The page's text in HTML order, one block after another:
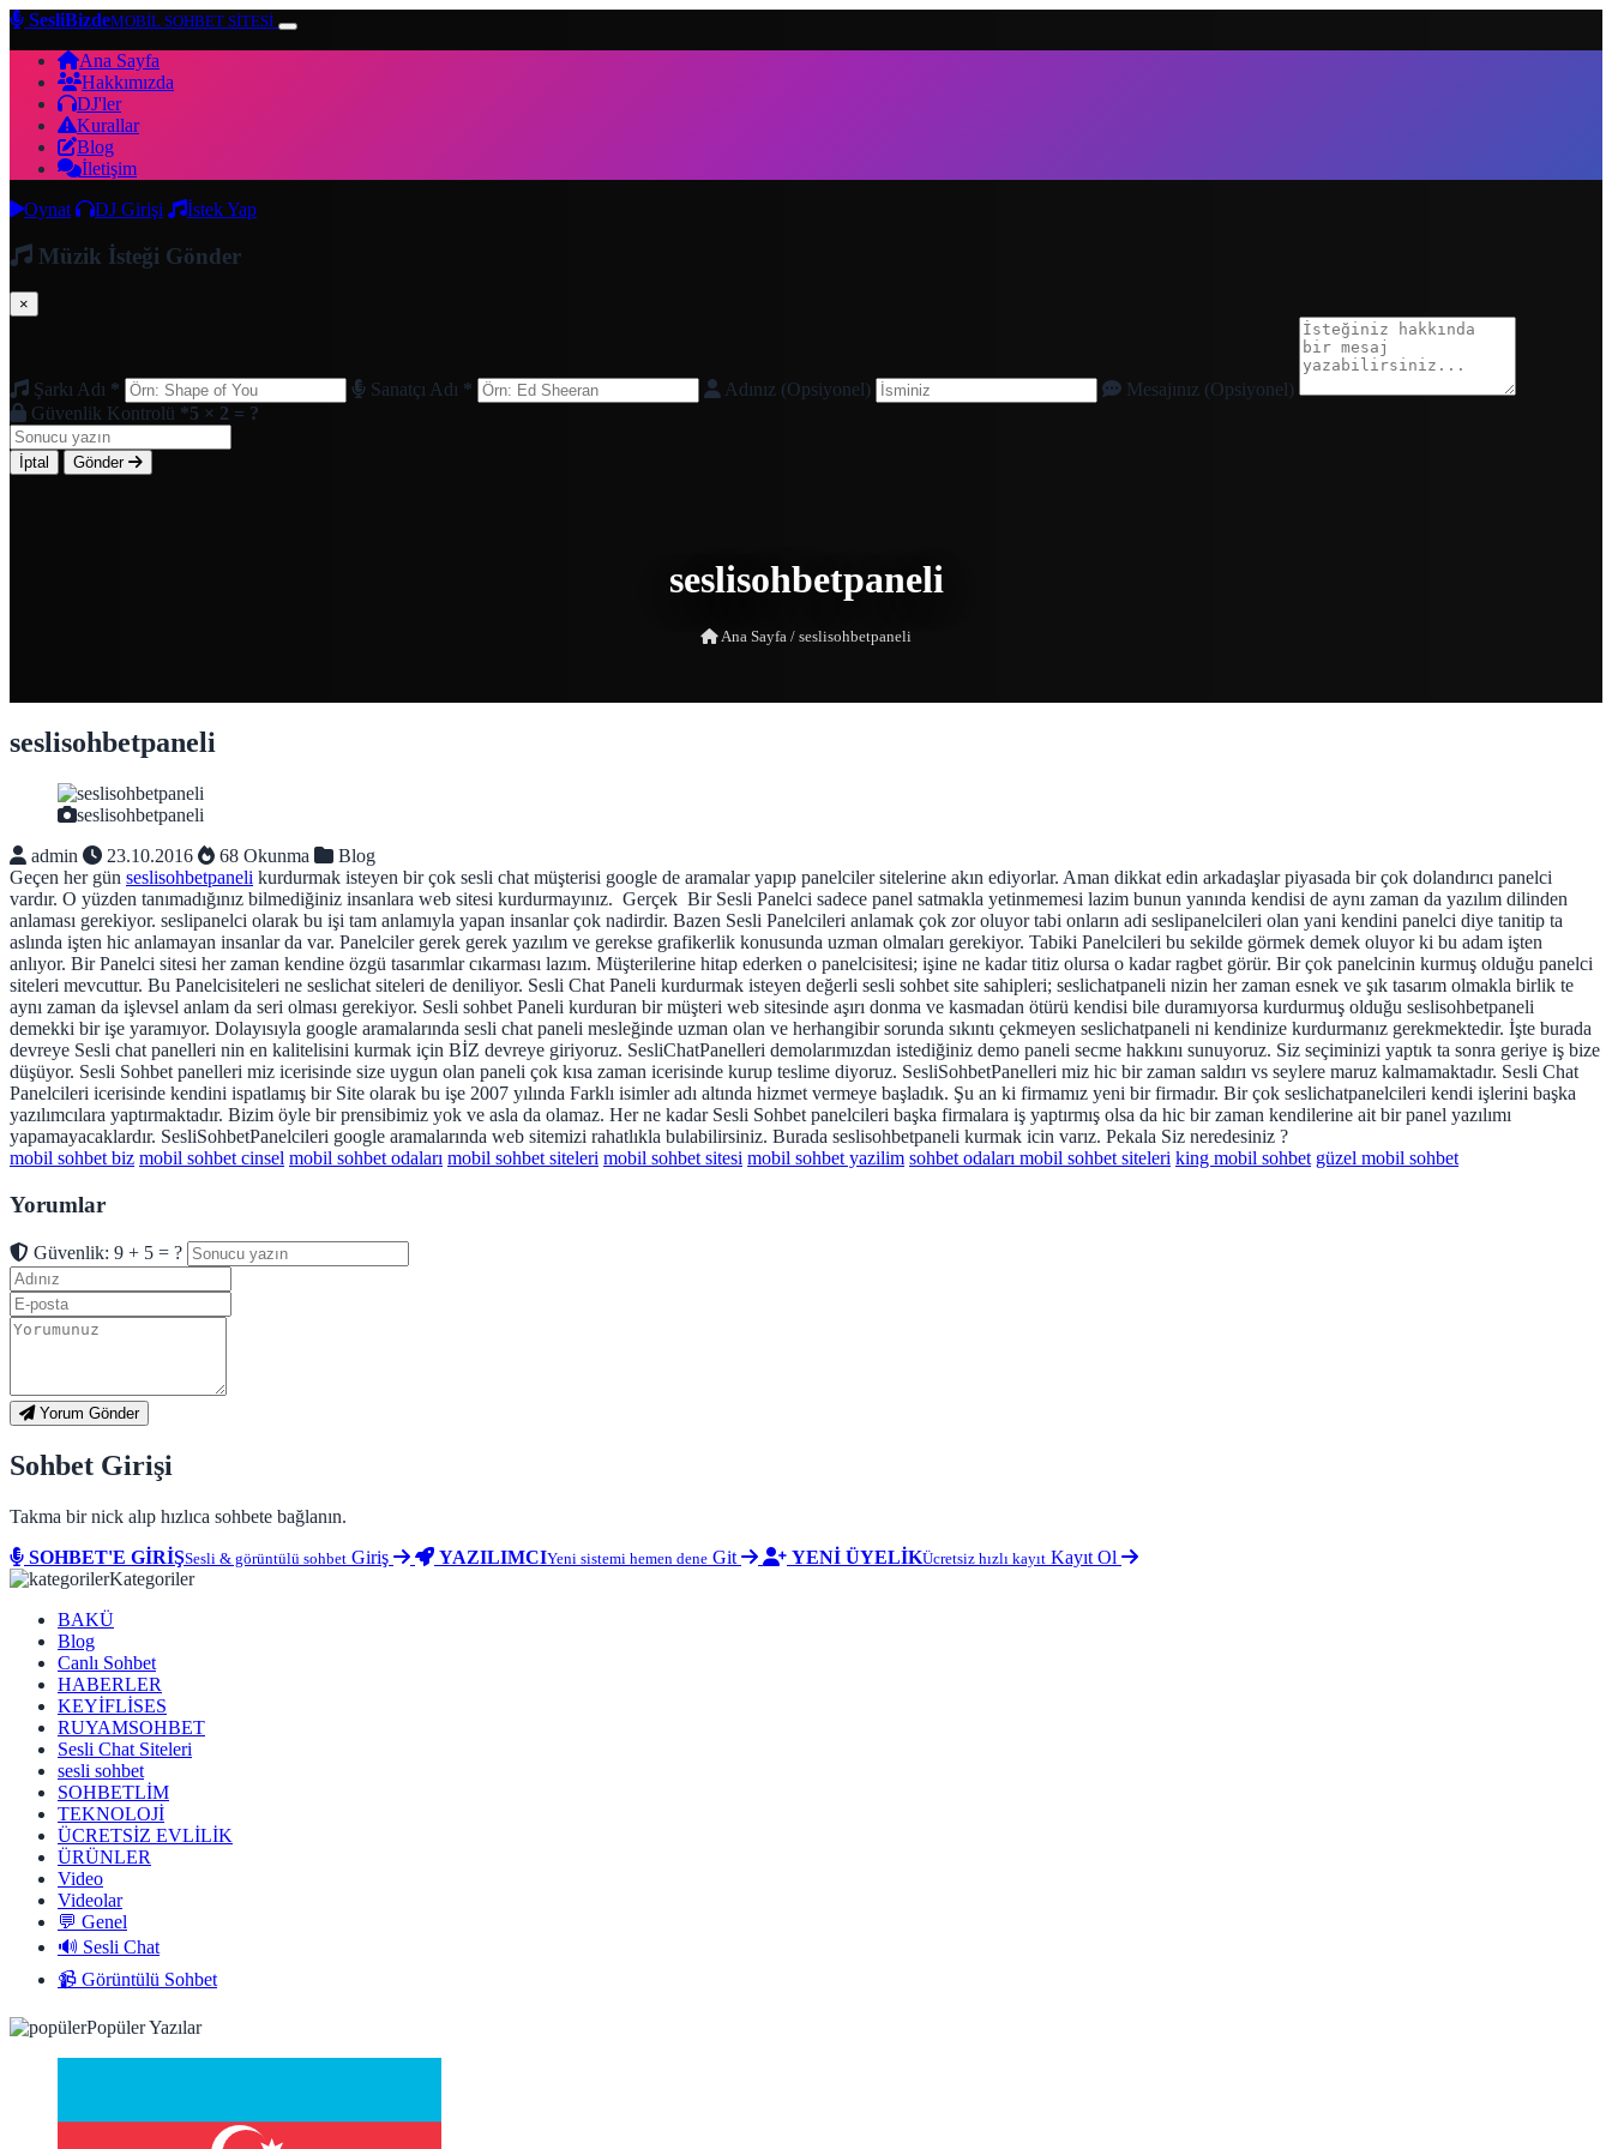
SesliBizdeMOBİL SOHBET SİTESİ
Ana Sayfa
Hakkımızda
DJ'ler
Kurallar
Blog
İletişim
Oynat
DJ Girişi İstek Yap
Müzik İsteği Gönder
×
Şarkı Adı * Sanatçı Adı * Adınız (Opsiyonel)
Mesajınız (Opsiyonel)
Güvenlik Kontrolü *5 × 2 = ?
İptal Gönder
seslisohbetpaneli
Ana Sayfa / seslisohbetpaneli
seslisohbetpaneli
seslisohbetpaneli
admin
23.10.2016 68 Okunma
Blog
Geçen her gün seslisohbetpaneli kurdurmak isteyen bir çok sesli chat müşterisi google de aramalar yapıp panelciler sitelerine akın ediyorlar. Aman dikkat edin arkadaşlar piyasada bir çok dolandırıcı panelci
vardır. O yüzden tanımadığınız bilmediğiniz insanlara web sitesi kurdurmayınız. Gerçek Bir Sesli Panelci sadece panel satmakla yetinmemesi lazim bunun yanında kendisi de aynı zaman da yazılım dilinden
anlaması gerekiyor. seslipanelci olarak bu işi tam anlamıyla yapan insanlar çok nadirdir. Bazen Sesli Panelcileri anlamak çok zor oluyor tabi onların adi seslipanelcileri olan yani kendini panelci diye tanitip ta
aslında işten hic anlamayan insanlar da var. Panelciler gerek gerek yazılım ve gerekse grafikerlik konusunda uzman olmaları gerekiyor. Tabiki Panelcileri bu sekilde görmek demek oluyor ki bu adam işten
anlıyor. Bir Panelci sitesi her zaman kendine özgü tasarımlar cıkarması lazım. Müşterilerine hitap ederken o panelcisitesi; işine ne kadar titiz olursa o kadar ragbet görür. Bir çok panelcinin kurmuş olduğu panelci
siteleri mevcuttur. Bu Panelcisiteleri ne seslichat siteleri de deniliyor. Sesli Chat Paneli kurdurmak isteyen değerli sesli sohbet site sahipleri; seslichatpaneli nizin her zaman esnek ve şık tasarım olmakla birlik te
aynı zaman da işlevsel anlam da seri olması gerekiyor. Sesli sohbet Paneli kurduran bir müşteri web sitesinde aşırı donma ve kasmadan ötürü kendisi bile duramıyorsa kurdurmuş olduğu seslisohbetpaneli
demekki bir işe yaramıyor. Dolayısıyla google aramalarında sesli chat paneli mesleğinde uzman olan ve herhangibir sorunda sıkıntı çekmeyen seslichatpaneli ni kendinize kurdurmanız gerekmektedir. İşte burada
devreye Sesli chat panelleri nin en kalitelisini kurmak için BİZ devreye giriyoruz. SesliChatPanelleri demolarımızdan istediğiniz demo paneli secme hakkını sunuyoruz. Siz seçiminizi yaptık ta sonra geriye iş bize
düşüyor. Sesli Sohbet panelleri miz icerisinde size uygun olan paneli çok kısa zaman icerisinde kurup teslime diyoruz. SesliSohbetPanelleri miz hic bir zaman saldırı vs seylere maruz kalmamaktadır. Sesli Chat
Panelcileri icerisinde kendini ispatlamış bir Site olarak bu işe 2007 yılında Farklı isimler adı altında hizmet vermeye başladık. Şu an ki firmamız yeni bir firmadır. Bir çok seslichatpanelcileri kendi işlerini başka
yazılımcılara yaptırmaktadır. Bizim öyle bir prensibimiz yok ve asla da olamaz. Her ne kadar Sesli Sohbet panelcileri başka firmalara iş yaptırmış olsa da hic bir zaman kendilerine ait bir panel yazılımı
yapamayacaklardır. SesliSohbetPanelcileri google aramalarında web sitemizi rahatlıkla bulabilirsiniz. Burada seslisohbetpaneli kurmak icin varız. Pekala Siz neredesiniz ?
mobil sohbet biz mobil sohbet cinsel mobil sohbet odaları mobil sohbet siteleri mobil sohbet sitesi mobil sohbet yazilim sohbet odaları mobil sohbet siteleri king mobil sohbet güzel mobil sohbet
Yorumlar
Güvenlik: 9 + 5 = ?
Yorum Gönder
Sohbet Girişi
Takma bir nick alıp hızlıca sohbete bağlanın.
SOHBET'E GİRİŞSesli & görüntülü sohbet Giriş YAZILIMCIYeni sistemi hemen dene Git YENİ ÜYELİKÜcretsiz hızlı kayıt Kayıt Ol
Kategoriler
BAKÜ
Blog
Canlı Sohbet
HABERLER
KEYİFLİSES
RUYAMSOHBET
Sesli Chat Siteleri
sesli sohbet
SOHBETLİM
TEKNOLOJİ
ÜCRETSİZ EVLİLİK
ÜRÜNLER
Video
Videolar
💬 Genel
🔊 Sesli Chat
📹 Görüntülü Sohbet
Popüler Yazılar